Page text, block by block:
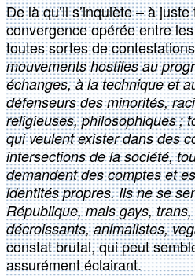
De là qu’il s’inquiète – à
convergence opérée entre
toutes sortes de
mouvements hostiles au
échanges, à la technique et
défenseurs des minorités,
religieuses, philosophiques ;
qui veulent exister dans des
intersections de la société,
demandent des comptes et
identités propres. Ils ne se
République, mais gays, trans,
décroissants, animalistes,
constat brutal, qui peut
assurément éclairant.